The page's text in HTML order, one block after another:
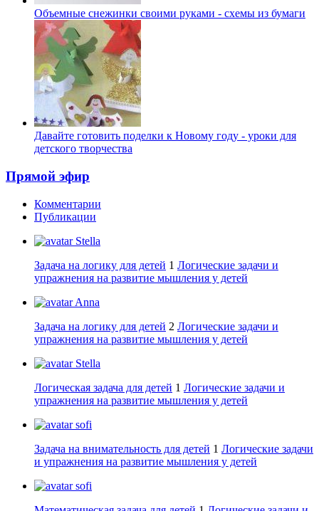
Объемные снежинки своими руками - схемы из бумаги
Давайте готовить поделки к Новому году - уроки для
детского творчества
Прямой эфир
Комментарии
Публикации
Stella
Задача на логику для детей 1 Логические задачи и
упражнения на развитие мышления у детей
Anna
Задача на логику для детей 2 Логические задачи и
упражнения на развитие мышления у детей
Stella
Логическая задача для детей 1 Логические задачи и
упражнения на развитие мышления у детей
sofi
Задача на внимательность для детей 1 Логические задачи
и упражнения на развитие мышления у детей
sofi